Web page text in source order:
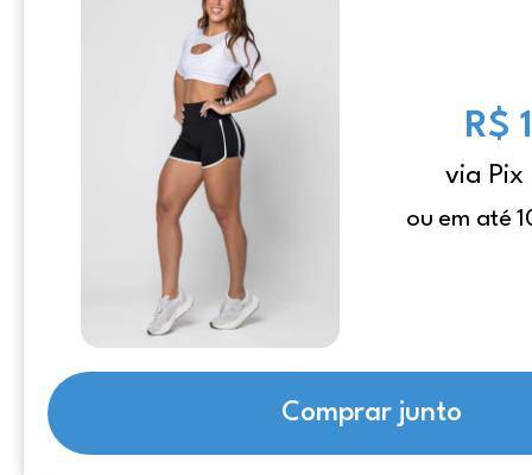
R$
via Pix
ou em até
Comprar junto